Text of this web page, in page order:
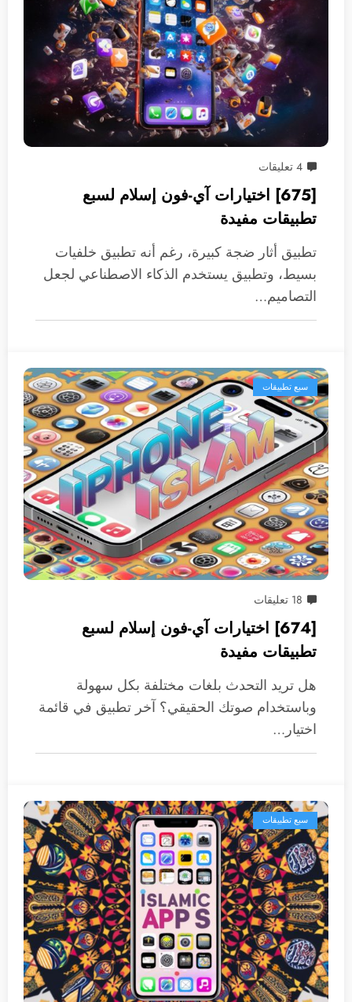
4 تعليقات
[675] اختيارات آي-فون إسلام لسبع
تطبيقات مفيدة
تطبيق أثار ضجة كبيرة، رغم أنه تطبيق خلفيات
بسيط، وتطبيق يستخدم الذكاء الاصطناعي لجعل
التصاميم…
سبع تطبيقات
18 تعليقات
[674] اختيارات آي-فون إسلام لسبع
تطبيقات مفيدة
هل تريد التحدث بلغات مختلفة بكل سهولة
وباستخدام صوتك الحقيقي؟ آخر تطبيق في قائمة
اختيار…
سبع تطبيقات